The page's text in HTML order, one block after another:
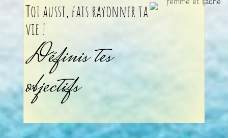
Toi aussi, fais rayonner ta
vie !
Définis tes
objectifs